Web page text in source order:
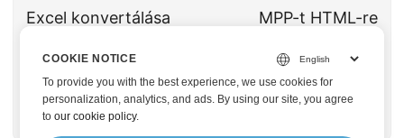
Excel konvertálása
DOC konverter
MPP-t HTML-re
ben | MS Project
MPP exportálása
COOKIE NOTICE
To provide you with the best experience, we use cookies for
personalization, analytics, and ads. By using our site, you agree
toour cookie policy.